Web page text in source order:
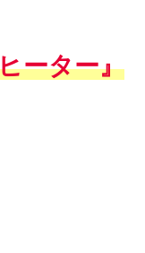
ーター』